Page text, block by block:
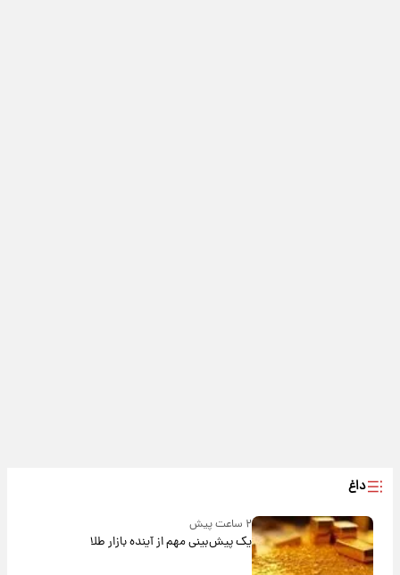
داغ
۲ ساعت پیش
یک پیش‌بینی مهم از آینده بازار طلا